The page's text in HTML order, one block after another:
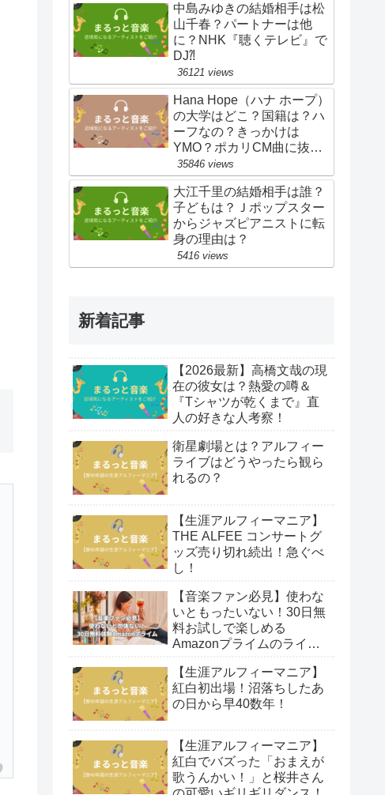
中島みゆきの結婚相手は松
山千春？パートナーは他
に？NHK『聴くテレビ』で
DJ⁈
36121 views
Hana Hope（ハナ ホープ）
の大学はどこ？国籍は？ハ
ーフなの？きっかけは
YMO？ポカリCM曲に抜
擢！
35846 views
大江千里の結婚相手は誰？
子どもは？Ｊポップスター
からジャズピアニストに転
身の理由は？
5416 views
新着記事
【2026最新】高橋文哉の現
在の彼女は？熱愛の噂＆
『Tシャツが乾くまで』直
人の好きな人考察！
衛星劇場とは？アルフィー
ライブはどうやったら観ら
れるの？
【生涯アルフィーマニア】
THE ALFEE コンサートグ
ッズ売り切れ続出！急ぐべ
し！
【音楽ファン必見】使わな
いともったいない！30日無
料お試しで楽しめる
Amazonプライムのライブ
【生涯アルフィーマニア】
紅白初出場！沼落ちしたあ
の日から早40数年！
【生涯アルフィーマニア】
紅白でバズった「おまえが
歌うんかい！」と桜井さん